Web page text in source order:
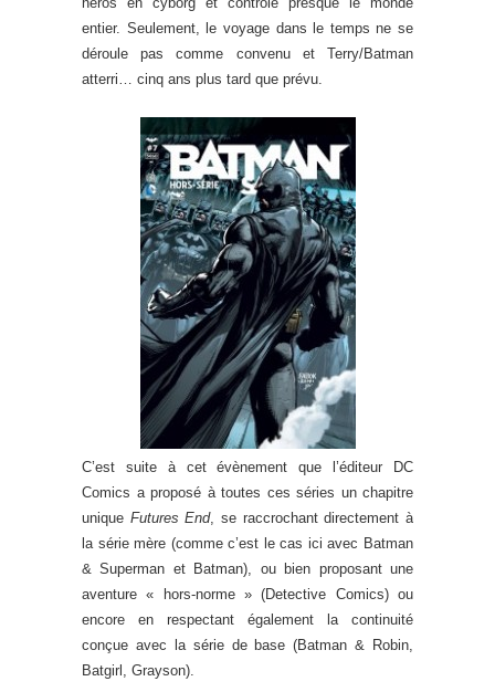
entier. Seulement, le voyage dans le temps ne se
déroule pas comme convenu et Terry/Batman
atterri… cinq ans plus tard que prévu.
C’est suite à cet évènement que l’éditeur DC
Comics a proposé à toutes ces séries un chapitre
unique Futures End, se raccrochant directement à
la série mère (comme c’est le cas ici avec Batman
& Superman et Batman), ou bien proposant une
aventure « hors-norme » (Detective Comics) ou
encore en respectant également la continuité
conçue avec la série de base (Batman & Robin,
Batgirl, Grayson).